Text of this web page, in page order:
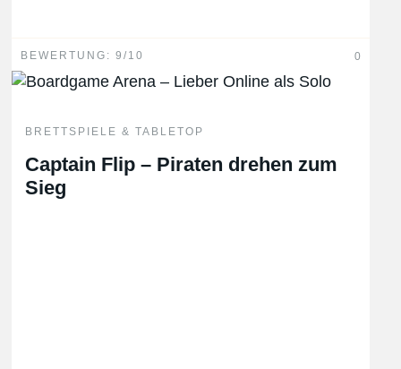
BEWERTUNG: 9/10 0
BRETTSPIELE & TABLETOP
Captain Flip – Piraten drehen zum
Sieg